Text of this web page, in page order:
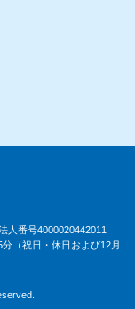
番号4000020442011
（祝日・休日および12月